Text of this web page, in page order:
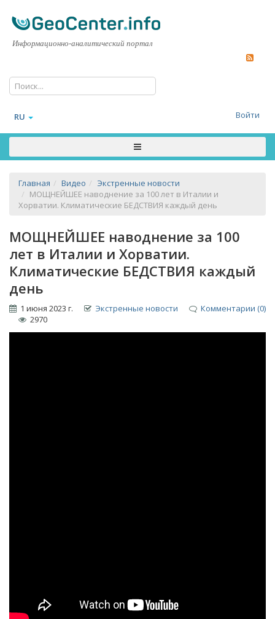
Информационно-аналитический портал
RU Войти
Главная Видео
Экстренные новости
МОЩНЕЙШЕЕ наводнение за 100 лет в Италии и
Хорватии. Климатические БЕДСТВИЯ каждый день
МОЩНЕЙШЕЕ наводнение за 100
лет в Италии и Хорватии.
Климатические БЕДСТВИЯ каждый
день
1 июня 2023 г. Экстренные новости
Комментарии (0)
2970